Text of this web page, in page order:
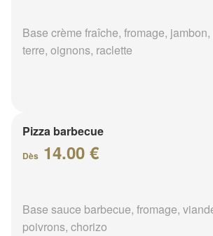
Base crème fraîche, fromage,
terre, oignons, raclette
Pizza barbecue
Dès 14.00 €
Base sauce barbecue, fromage,
poivrons, chorizo